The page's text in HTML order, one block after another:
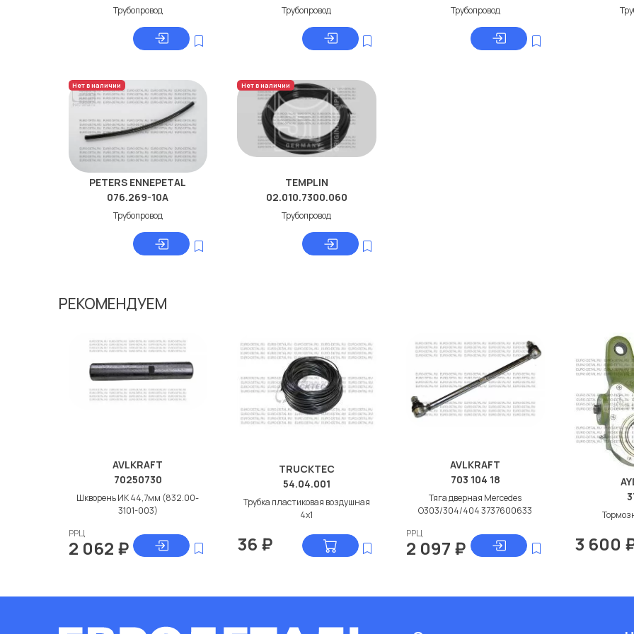
Трубопровод Трубопровод Трубопровод
Нет в наличии
PETERS ENNEPETAL
076.269-10A
Трубопровод
Нет в наличии
TEMPLIN
02.010.7300.060
Трубопровод
РЕКОМЕНДУЕМ
AVLKRAFT
70250730
Шкворень ИК 44,7мм (832.00-
3101-003)
РРЦ
2 062 ₽
TRUCKTEC
54.04.001
Трубка пластиковая воздушная
4x1
36 ₽
AVLKRAFT
703 104 18
Тяга дверная Мercedes
О303/304/404 3737600633
РРЦ
2 097 ₽ 3 600